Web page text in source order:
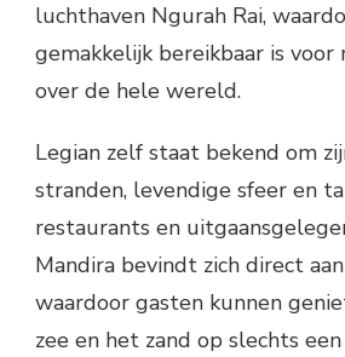
luchthaven Ngurah Rai,
gemakkelijk bereikbaar is voor
over de hele wereld.
Legian zelf staat bekend om
stranden, levendige sfeer en
restaurants en
Mandira bevindt zich direct
waardoor gasten kunnen
zee en het zand op slechts